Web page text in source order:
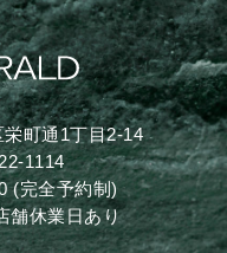
町通1丁目2-14
1114
(完全予約制)
舗休業日あり